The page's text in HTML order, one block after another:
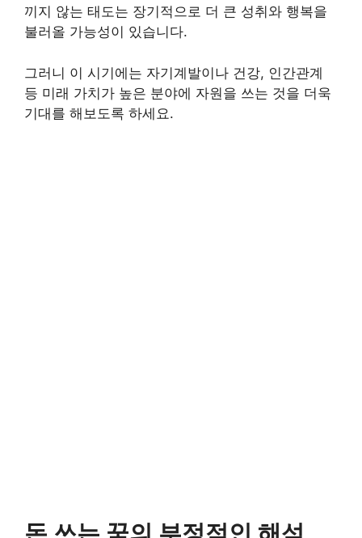
끼지 않는 태도는 장기적으로 더 큰 성취와 행복을
불러올 가능성이 있습니다.
그러니 이 시기에는 자기계발이나 건강, 인간관계
등 미래 가치가 높은 분야에 자원을 쓰는 것을 더욱
기대를 해보도록 하세요.